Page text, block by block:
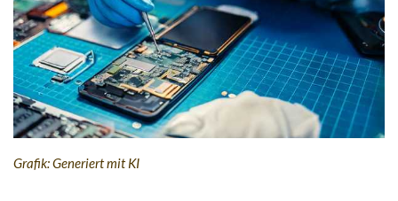
Grafik: Generiert mit KI